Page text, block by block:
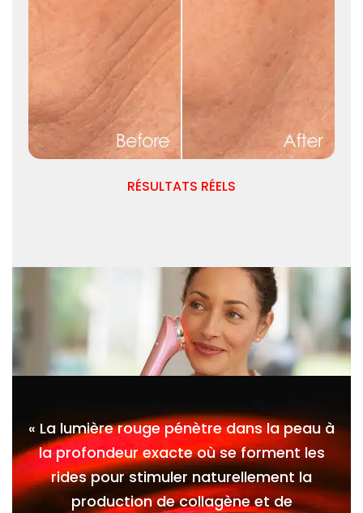
RÉSULTATS RÉELS
« La lumière rouge pénètre dans la peau à
la profondeur exacte où se forment les
rides pour stimuler naturellement la
production de collagène et de